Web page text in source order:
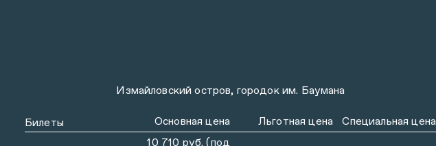
Измайловский остров, городок им. Баумана
Билеты Основная цена Льготная цена
Специальная цена
10 710 руб. (под